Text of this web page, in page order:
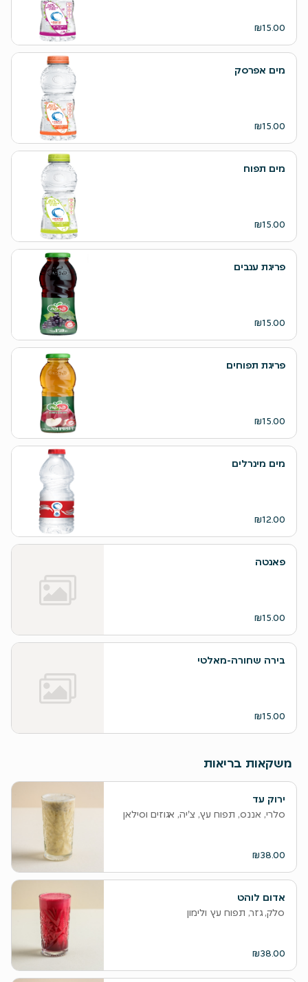
₪15.00
מים אפרסק
₪15.00
מים תפוח
₪15.00
פריגת ענבים
₪15.00
פריגת תפוחים
₪15.00
מים מינרלים
₪12.00
פאנטה
₪15.00
בירה שחורה-מאלטי
₪15.00
משקאות בריאות
ירוק עד
סלרי, אננס, תפוח עץ, צ'יה, אגוזים וסילאן
₪38.00
אדום לוהט
סלק, גזר, תפוח עץ ולימון
₪38.00